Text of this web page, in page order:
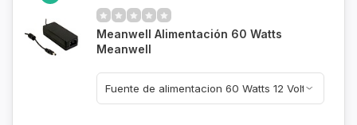
Meanwell Alimentación 60 Watts
Meanwell